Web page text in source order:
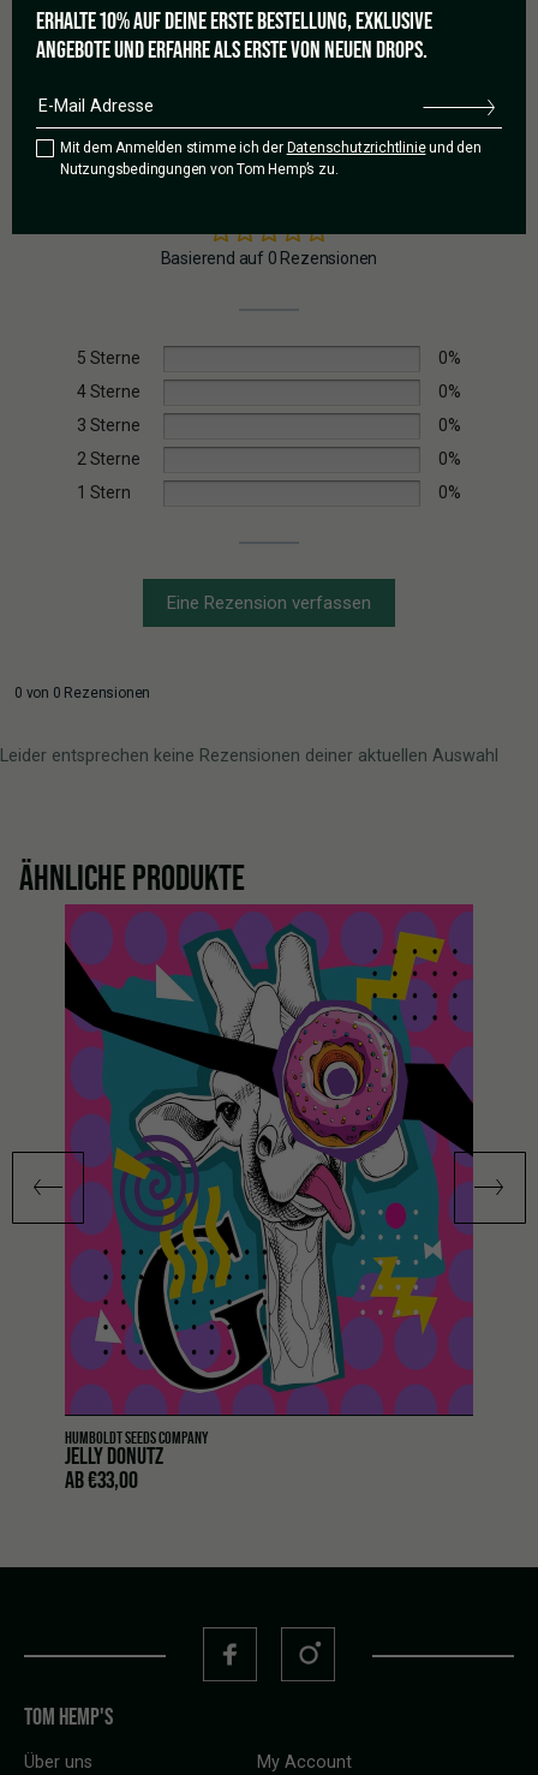
0,0
Basierend auf 0 Rezensionen
5 Sterne
0%
4 Sterne
0%
3 Sterne
0%
2 Sterne
0%
1 Stern
0%
Eine Rezension verfassen
0 von 0 Rezensionen
Leider entsprechen keine Rezensionen deiner aktuellen Auswahl
ÄHNLICHE PRODUKTE
HUMBOLDT SEEDS COMPANY
JELLY DONUTZ
AB€33,00
TOM HEMP'S
Über uns
My Account
ERHALTE 10% AUF DEINE ERSTE BESTELLUNG, EXKLUSIVE
ANGEBOTE UND ERFAHRE ALS ERSTE VON NEUEN DROPS.
Mit dem Anmelden stimme ich der Datenschutzrichtlinieund den
Nutzungsbedingungen von Tom Hemp’s zu.